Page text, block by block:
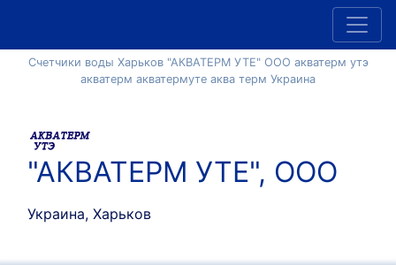
Счетчики воды Харьков "АКВАТЕРМ УТЕ" ООО акватерм утэ
акватерм акватермуте аква терм Украина
"АКВАТЕРМ УТЕ", ООО
Украина, Харьков